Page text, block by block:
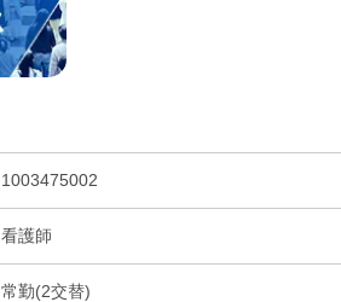
1003475002
看護師
常勤(2交替)